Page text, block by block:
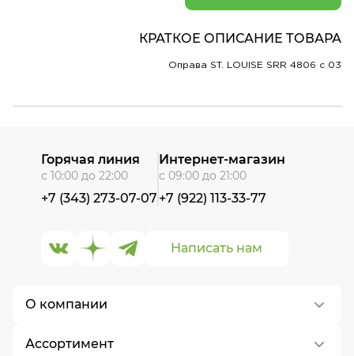
КРАТКОЕ ОПИСАНИЕ ТОВАРА
Оправа ST. LOUISE SRR 4806 c 03
О компании
О нас
Ассортимент
Написать нам
Горячая линия
с 10:00 до 22:00
+7 (343) 273-07-07
Интернет-магазин
с 09:00 до 21:00
+7 (922) 113-33-77